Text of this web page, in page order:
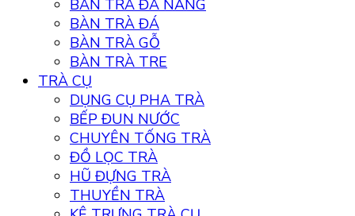
BÀN TRÀ ĐA NĂNG
BÀN TRÀ ĐÁ
BÀN TRÀ GỖ
BÀN TRÀ TRE
TRÀ CỤ
DỤNG CỤ PHA TRÀ
BẾP ĐUN NƯỚC
CHUYÊN TỐNG TRÀ
ĐỒ LỌC TRÀ
HŨ ĐỰNG TRÀ
THUYỀN TRÀ